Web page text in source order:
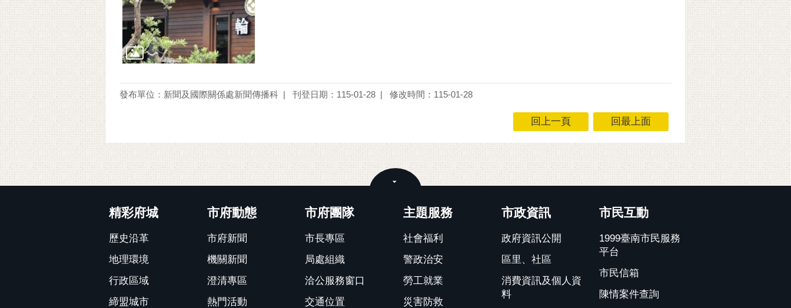
發布單位：新聞及國際關係處新聞傳播科 刊登日期：115-01-28 修改時間：115-01-28
回上一頁 回最上面
精彩府城
歷史沿革
地理環境
行政區域
締盟城市
市府動態
市府新聞
機關新聞
澄清專區
熱門活動
市府團隊
市長專區
局處組織
洽公服務窗口
交通位置
主題服務
社會福利
警政治安
勞工就業
災害防救
市政資訊
政府資訊公開
區里、社區
消費資訊及個人資
料
市民互動
1999臺南市民服務
平台
市民信箱
陳情案件查詢